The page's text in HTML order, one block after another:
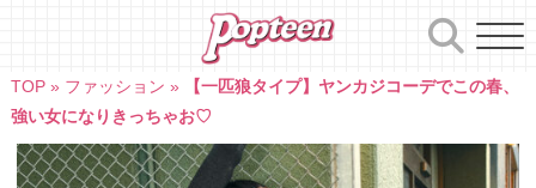
TOP» ファッション »
【一匹狼タイプ】ヤンカジコーデでこの春、
強い女になりきっちゃお♡